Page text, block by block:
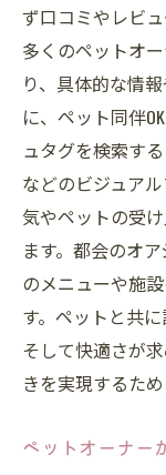
ず口コミやレビ
多くのペットオ
り、具体的な情
に、ペット同伴
ュタグを検索す
などのビジュア
気やペットの受
ます。都会のオ
のメニューや施
す。ペットと共
そして快適さが
きを実現するた
ペットオーナー